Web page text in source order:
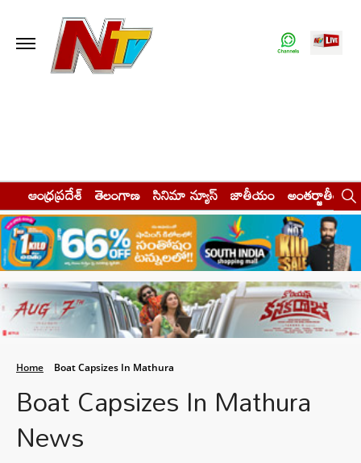
ఆంధ్రప్రదేశ్ తెలంగాణ సినిమా న్యూస్ జాతీయం అంతర్జాతీయం
Home Boat Capsizes In Mathura
Boat Capsizes In Mathura
News